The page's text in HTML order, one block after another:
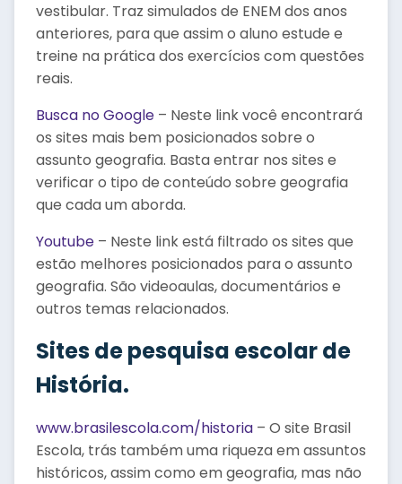
vestibular. Traz simulados de ENEM dos anos
anteriores, para que assim o aluno estude e
treine na prática dos exercícios com questões
reais.
Busca no Google – Neste link você encontrará
os sites mais bem posicionados sobre o
assunto geografia. Basta entrar nos sites e
verificar o tipo de conteúdo sobre geografia
que cada um aborda.
Youtube – Neste link está filtrado os sites que
estão melhores posicionados para o assunto
geografia. São videoaulas, documentários e
outros temas relacionados.
Sites de pesquisa escolar de
História.
www.brasilescola.com/historia – O site Brasil
Escola, trás também uma riqueza em assuntos
históricos, assim como em geografia, mas não